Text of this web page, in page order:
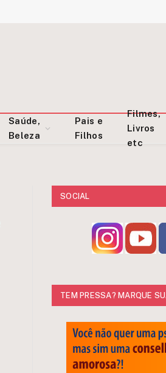
Saúde,
Beleza
Pais e
Filhos
Filmes,
Livros
etc
SOCIAL
TEM PRESSA? MARQUE